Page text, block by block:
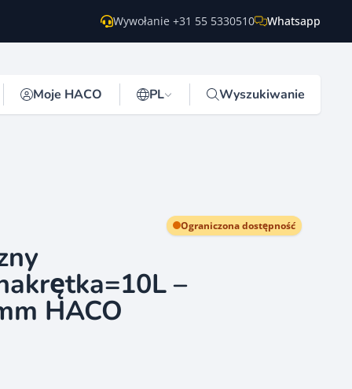
Wywołanie +31 55 5330510 Whatsapp
Moje HACO PL Wyszukiwanie
Ograniczona dostępność
–
HACO